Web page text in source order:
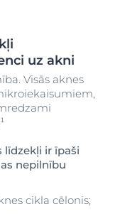
uz akni
Visās aknes
¹
līdzekļi ir īpaši
nepilnību
cikla cēlonis;